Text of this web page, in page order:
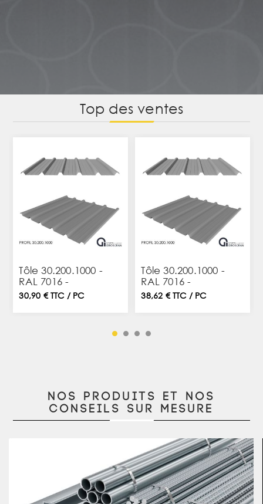
Top des ventes
Tôle 30.200.1000 -
RAL 7016 -
200X105cm
30,90 € TTC / PC
Tôle 30.200.1000 -
RAL 7016 -
250X105cm
38,62 € TTC / PC
Nos produits et nos
conseils sur mesure